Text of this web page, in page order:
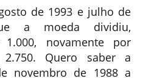
de 1993 e julho de
a moeda dividiu,
1.000, novamente por
Quero saber a
novembro de 1988 a